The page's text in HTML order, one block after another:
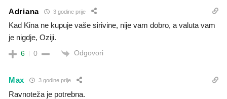
Adriana 3 godine prije
Kad Kina ne kupuje vaše sirivine, nije vam dobro, a valuta vam
je nigdje, Oziji.
6 0 Odgovori
Max 3 godine prije
Ravnoteža je potrebna.